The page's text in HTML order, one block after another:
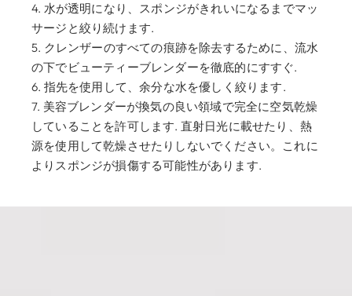
4. 水が透明になり、スポンジがきれいになるまでマッ
サージと絞り続けます.
5. クレンザーのすべての痕跡を除去するために、流水
の下でビューティーブレンダーを徹底的にすすぐ.
6. 指先を使用して、余分な水を優しく絞ります.
7. 美容ブレンダーが換気の良い領域で完全に空気乾燥
していることを許可します. 直射日光に載せたり、熱
源を使用して乾燥させたりしないでください。これに
よりスポンジが損傷する可能性があります.